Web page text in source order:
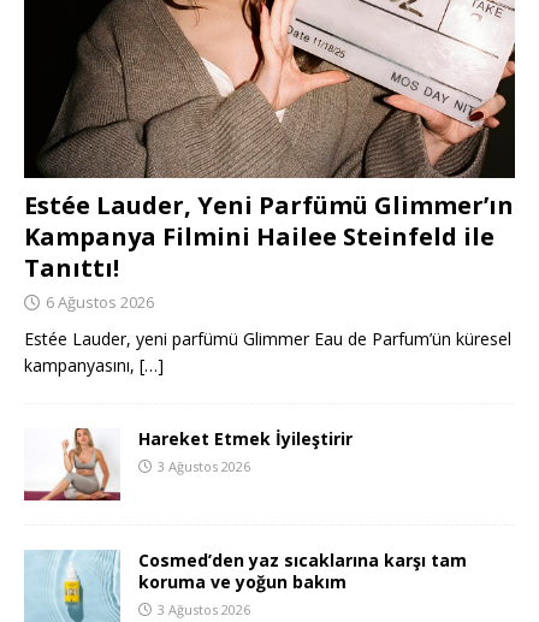
Estée Lauder, Yeni Parfümü Glimmer’ın
Kampanya Filmini Hailee Steinfeld ile
Tanıttı!
6 Ağustos 2026
Estée Lauder, yeni parfümü Glimmer Eau de Parfum’ün küresel
kampanyasını, […]
Hareket Etmek İyileştirir
3 Ağustos 2026
Cosmed’den yaz sıcaklarına karşı tam
koruma ve yoğun bakım
3 Ağustos 2026